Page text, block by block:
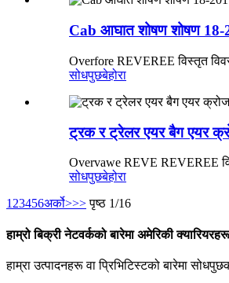
Cab आघात शोषण शोषण 18-
Overfore REVEREE विस्तृत
सोधपुछबेहोरा
ट्रक र ट्रेलर एयर बैग एयर
Overvawe REVE REVEREE
सोधपुछबेहोरा
1 23456अर्को>>> पृष्ठ 1/16
हाम्रो बिक्री नेटवर्कको बारेमा अमेरिकी
हाम्रा उत्पादनहरू वा प्रिभिटिस्टको बारेमा